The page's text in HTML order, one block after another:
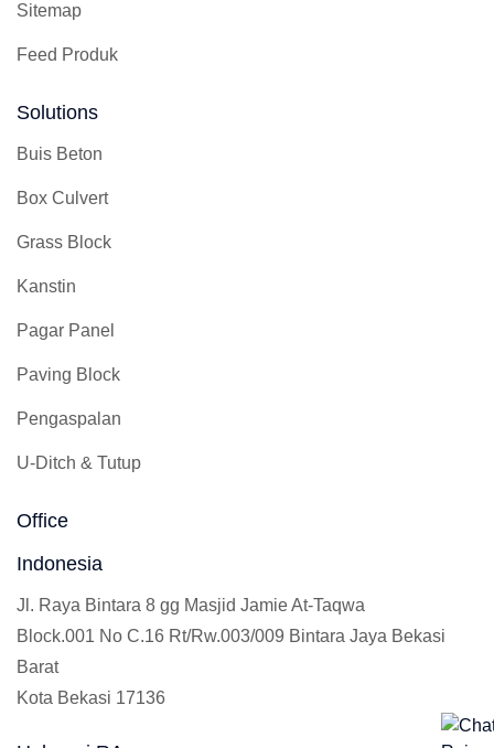
Sitemap
Feed Produk
Solutions
Buis Beton
Box Culvert
Grass Block
Kanstin
Pagar Panel
Paving Block
Pengaspalan
U-Ditch & Tutup
Office
Indonesia
Jl. Raya Bintara 8 gg Masjid Jamie At-Taqwa
Block.001 No C.16 Rt/Rw.003/009 Bintara Jaya Bekasi
Barat
Kota Bekasi 17136